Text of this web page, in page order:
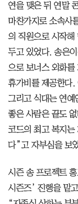
연을 맺은 뒤 연말
마찬가지로 소속사
의 직원으로 시작해
두고 있었다. 송은
으로 보너스 외화
휴가비를 제공한다.
그리고 식대는 연예
좋은 사람은 끝도
코드의 최고 복지
다”고 자부심을 보
시즌 송 프로젝트
시즌즈’ 진행을 맡